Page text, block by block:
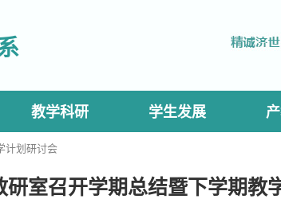
教学科研 学生发展
计划研讨会
研室召开学期总结暨下学期教